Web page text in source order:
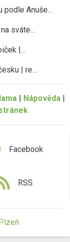
podle Anuše…
sváte…
|…
| re…
| Nápověda |
Facebook
RSS